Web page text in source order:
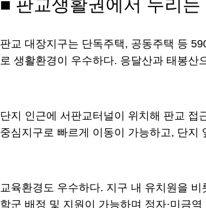
■ 판교생활권에서 누리
판교 대장지구는 단독주택, 공동주택 등
로 생활환경이 우수하다. 응달산과 태봉산
단지 인근에 서판교터널이 위치해 판교
중심지구로 빠르게 이동이 가능하고, 단지
교육환경도 우수하다. 지구 내 유치원을
학군 배정 및 지원이 가능하며 정자·미금